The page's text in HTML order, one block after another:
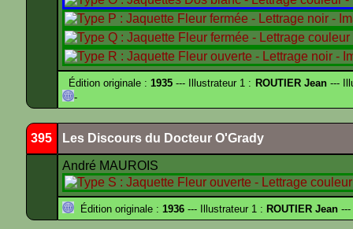
Édition originale :1935 --- Illustrateur 1 : ROUTIER Jean---
-
395 Les Discours du Docteur O'Grady
André MAUROIS
Édition originale : 1936 --- Illustrateur 1 : ROUTIER Jean ---